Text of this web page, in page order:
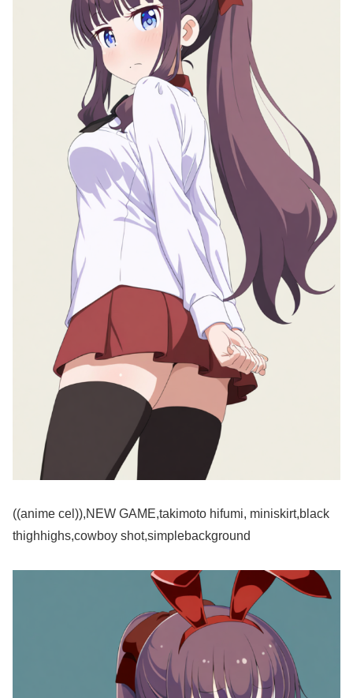
((anime cel)),NEW GAME,takimoto hifumi, miniskirt,black
thighhighs,cowboy shot,simplebackground